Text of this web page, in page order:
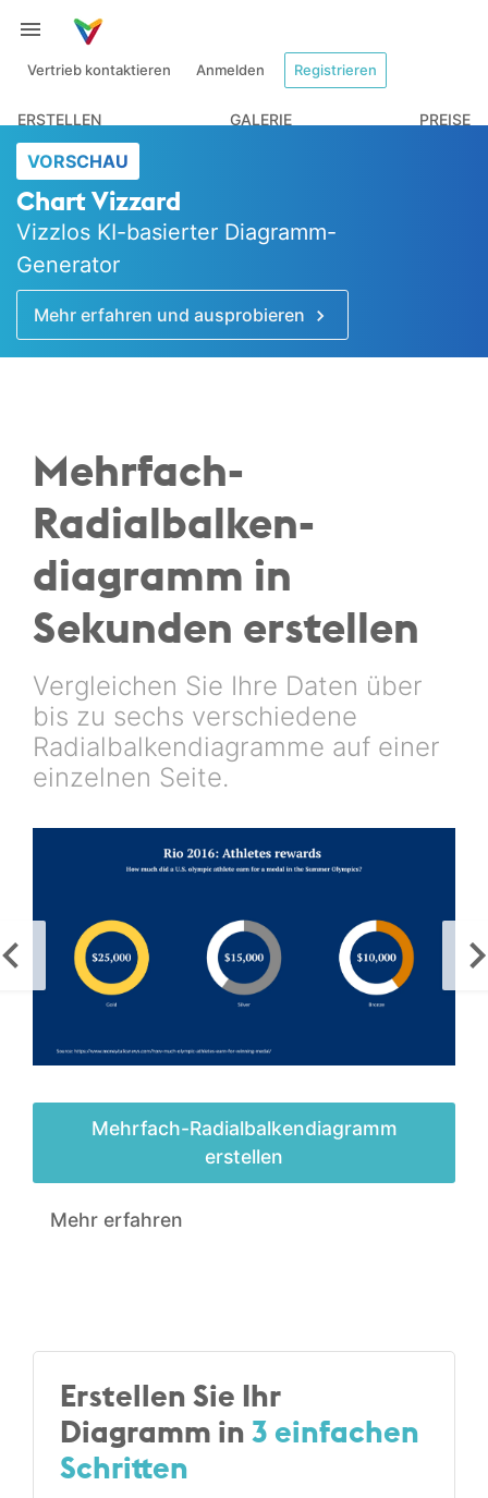
Vertrieb kontaktieren Anmelden Registrieren
ERSTELLEN GALERIE PREISE
VORSCHAU
Chart Vizzard
Vizzlos KI-basierter Diagramm-
Generator
Mehr erfahren und ausprobieren
Mehrfach-
Radialbalken­
diagramm in
Sekunden erstellen
Vergleichen Sie Ihre Daten über
bis zu sechs verschiedene
Radialbalkendiagramme auf einer
einzelnen Seite.
Mehrfach-Radialbalken­diagramm
erstellen
Mehr erfahren
Erstellen Sie Ihr
Diagramm in3 einfachen
Schritten